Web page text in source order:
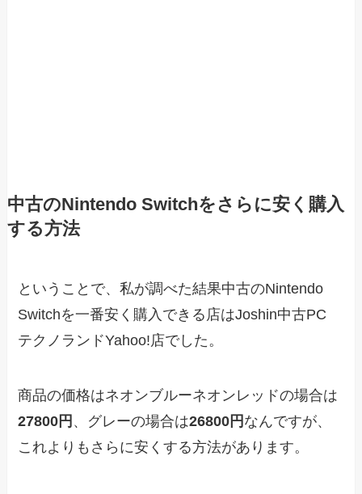
中古のNintendo Switchをさらに安く購入
する方法
ということで、私が調べた結果中古のNintendo
Switchを一番安く購入できる店はJoshin中古PC
テクノランドYahoo!店でした。
商品の価格はネオンブルーネオンレッドの場合は
27800円 、グレーの場合は26800円 なんですが、
これよりもさらに安くする方法があります。